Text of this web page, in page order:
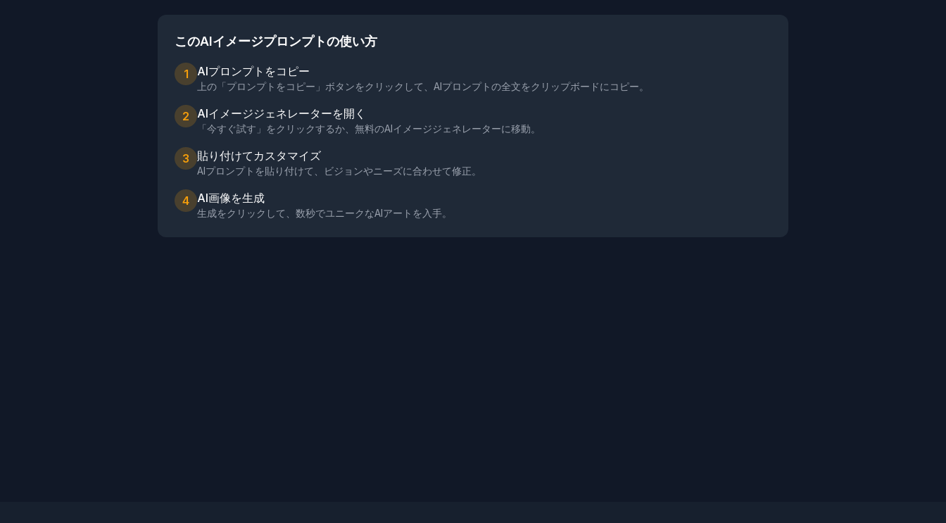
このAIイメージプロンプトの使い方
1 AIプロンプトをコピー
上の「プロンプトをコピー」ボタンをクリックして、AIプロンプトの全文をクリップボードにコピー。
2 AIイメージジェネレーターを開く
「今すぐ試す」をクリックするか、無料のAIイメージジェネレーターに移動。
3 貼り付けてカスタマイズ
AIプロンプトを貼り付けて、ビジョンやニーズに合わせて修正。
4 AI画像を生成
生成をクリックして、数秒でユニークなAIアートを入手。